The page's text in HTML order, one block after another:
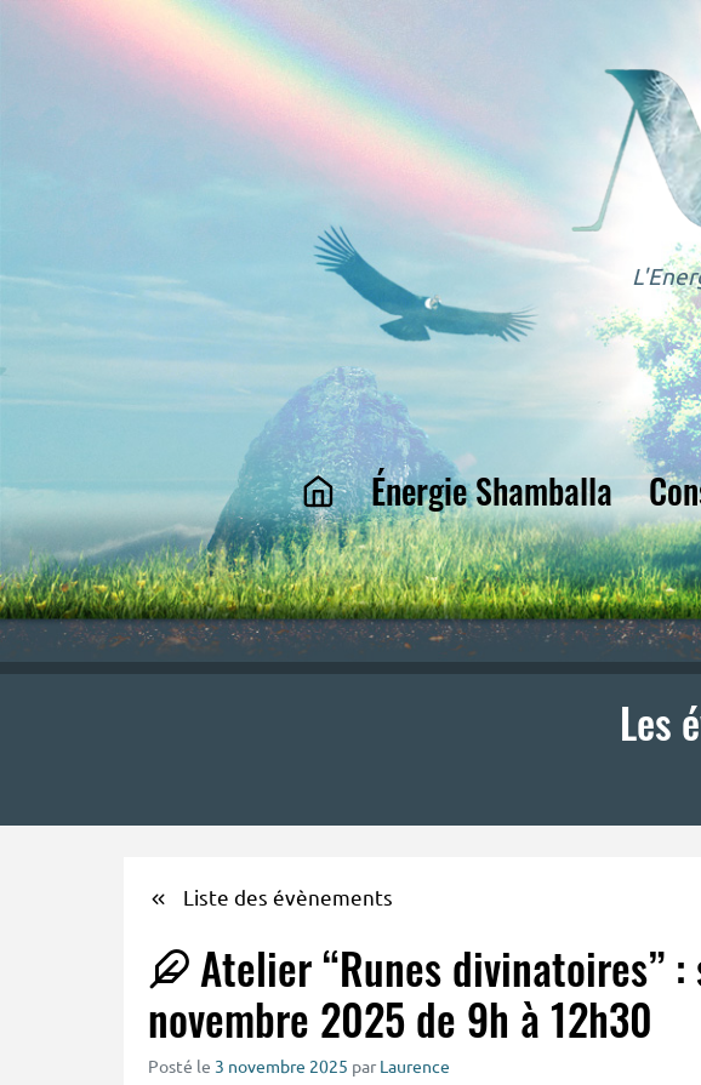
Énergie Shamballa
Les
Liste des évènements
Atelier “Runes divinatoires” :
novembre 2025 de 9h à 12h30
Posté le 3 novembre 2025 par Laurence